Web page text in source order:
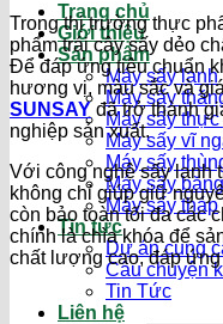
Trang chủ
Giới thiệu
Sản phẩm
Máy sấy lạnh
Máy sấy
Máy sấy
Máy sấy vĩ
Máy sấy
Máy sấy
Máy sấy tháp
Tin tức
Dự án cung
Câu chuyện
Tin Tức
Liên hệ
Trong thị trường thực
phẩm trái cây sấy dẻo
Để đáp ứng tiêu chuẩn
hương vị, màu sắc và
SUNSAY đã trở thành
nghiệp sản xuất.
Với công nghệ sấy lạnh
không chỉ giúp giữ
còn bảo toàn tối đa các
chính là chìa khóa để
chất lượng cao, đáp